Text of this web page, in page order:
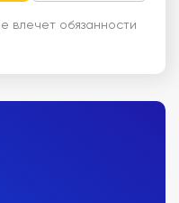
влечет обязанности